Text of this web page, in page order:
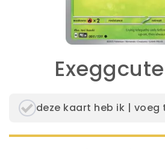
Exeggcute
deze kaart heb ik |